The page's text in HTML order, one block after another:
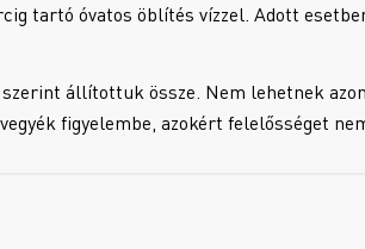
tartó óvatos öblítés vízzel. Adott
állítottuk össze. Nem lehetnek
figyelembe, azokért felelősséget